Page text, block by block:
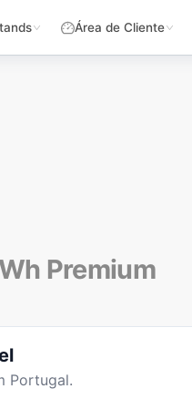
Área de Cliente
Premium
Portugal.